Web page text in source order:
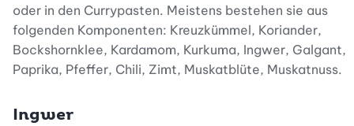
oder in den Currypasten. Meistens bestehen sie aus
folgenden Komponenten: Kreuzkümmel, Koriander,
Bockshornklee, Kardamom, Kurkuma, Ingwer, Galgant,
Paprika, Pfeffer, Chili, Zimt, Muskatblüte, Muskatnuss.
Ingwer